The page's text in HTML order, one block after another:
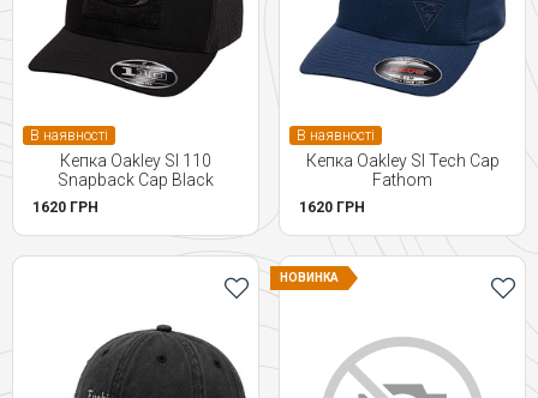
В наявності
Кепка Oakley SI 110
Snapback Cap Black
1620 ГРН
В наявності
Кепка Oakley SI Tech Cap
Fathom
1620 ГРН
НОВИНКА